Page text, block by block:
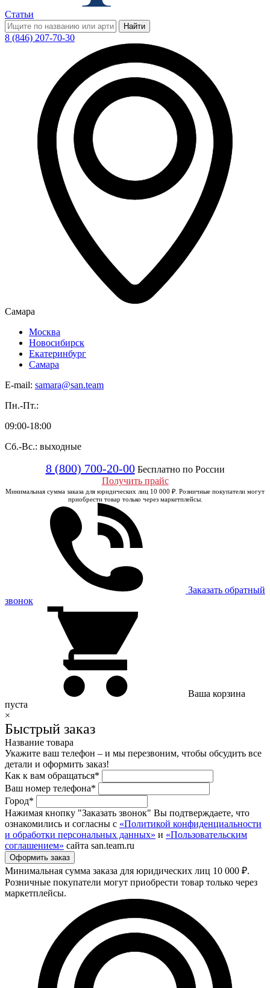
Статьи
Найти
8 (846) 207-70-30
Самара
Москва
Новосибирск
Екатеринбург
Самара
E-mail: samara@san.team
Пн.-Пт.:
09:00-18:00
Сб.-Вс.: выходные
8 (800) 700-20-00 Бесплатно по России
Получить прайс
Минимальная сумма заказа для юридических лиц 10 000 ₽. Розничные покупатели могут
приобрести товар только через маркетплейсы.
Заказать обратный
звонок
Ваша корзина
пуста
×
Быстрый заказ
Название товара
Укажите ваш телефон – и мы перезвоним, чтобы обсудить все
детали и оформить заказ!
Как к вам обращаться*
Ваш номер телефона*
Город*
Нажимая кнопку "Заказать звонок" Вы подтверждаете, что
ознакомились и согласны с «Политикой конфиденциальности
и обработки персональных данных» и «Пользовательским
соглашением» сайта san.team.ru
Минимальная сумма заказа для юридических лиц 10 000 ₽.
Розничные покупатели могут приобрести товар только через
маркетплейсы.